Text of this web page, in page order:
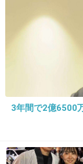
1件の返信
2019/11/06(水)
>>11
フジ秋元優里ア
3年間で2億6500